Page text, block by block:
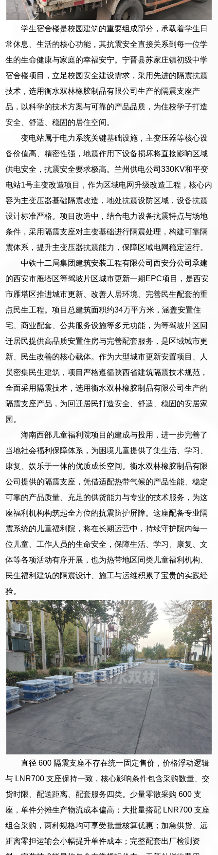
学生宿舍楼是校园建筑的重要组成部分，承载着学生日
常休息、生活的核心功能，其抗震安全直接关系到每一位学
生的生命健康与家庭的幸福安宁。宁晋县苏家庄镇初级中学
宿舍楼项目，立足校园安全建设需求，采用先进的隔震抗震
技术，选用衡水双林橡胶制品有限公司生产的隔震支座产
品，以科学的技术方案与可靠的产品品质，为住校学子打造
安全、舒适、稳固的居住空间。
变电站属于电力系统关键基础设施，主变压器等核心设
备价值高、精密性强，地震作用下设备损坏将直接影响区域
供电安全，抗震安全要求极高。兰州供电公司330KV和平变
电站1号主变改造项目，作为区域电网升级改造工程，核心内
容为主变压器基础隔震改造，地处抗震设防区域，设备抗震
设计标准严格。项目改造中，结合电力设备抗震特点与场地
条件，采用隔震支座对主变基础进行隔震处理，构建可靠隔
震体系，提升主变压器抗震能力，保障区域电网稳定运行。
中铁十二局集团建筑安装工程有限公司西安分公司承建
的西安市雁塔区等驾坡片区城市更新一期EPC项目，是西安
市雁塔区推进城市更新、改善人居环境、完善民生配套的重
点民生工程。项目总建筑面积约34万平方米，涵盖安置住
宅、商业配套、公共服务设施等多元功能，为等驾坡片区回
迁居民提供高品质安置住房与完善配套服务，是区域城市更
新、民生改善的核心载体。作为大型城市更新安置项目、人
员密集民生建筑，项目严格遵循陕西省建筑隔震技术规范，
全面采用隔震技术，选用衡水双林橡胶制品有限公司生产的
隔震支座产品，为回迁居民打造安全、舒适、稳固的安居家
园。
海南西部儿童福利院项目的建成与投用，进一步完善了
当地社会福利保障体系，为困境儿童提供了集生活、学习、
康复、娱乐于一体的优质成长空间。衡水双林橡胶制品有限
公司提供的隔震支座，凭借适配热带气候的产品性能、稳定
可靠的产品质量、充足的供货能力与专业的技术服务，为这
座福利机构构筑起全方位的抗震防护屏障。这座配备专业隔
震系统的儿童福利院，将在长期运营中，持续守护院内每一
位儿童、工作人员的生命安全，保障生活、学习、康复、文
体等各项活动有序开展，也为热带地区同类儿童福利机构、
民生福利建筑的隔震设计、施工与运维积累了宝贵的实践经
验。
直径 600 隔震支座不存在统一固定售价，价格浮动逻辑
与 LNR700 支座保持一致，核心影响条件包含采购数量、交
货时限、配送距离、配套服务四类。少量零散采购 600 支
座，单件分摊生产物流成本偏高；大批量搭配 LNR700 支座
组合采购，两种规格均可享受批量核算优惠；加急供货、远
距离零担运输会小幅提升单件成本；完整配套出厂检测资